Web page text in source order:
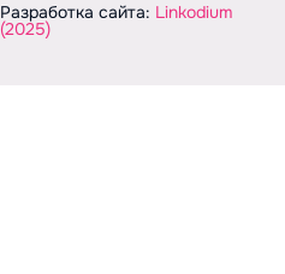
Разработка сайта: Linkodium
(2025)